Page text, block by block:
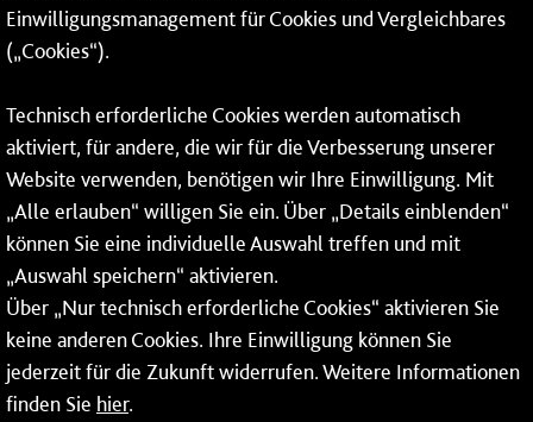
06131 – 12 77 77
Fax: 06131 – 12 66 66
* Montags bis freitags bis 7 und ab 18 Uhr sowie an
Wochenenden und Feiertagen ganztags werden Ihre
Anrufe je nach Themenauswahl an ein Callcenter des
RMV oder von nextbike weitergeleitet. Dort erhalten Sie
ausschließlich Auskünfte zum Fahrplan bzw. zu
meinRad.
Einwilligungsmanagement für Cookies und Vergleichbares
(„Cookies“).
Technisch erforderliche Cookies werden automatisch
aktiviert, für andere, die wir für die Verbesserung unserer
Website verwenden, benötigen wir Ihre Einwilligung. Mit
„Alle erlauben“ willigen Sie ein. Über „Details einblenden“
können Sie eine individuelle Auswahl treffen und mit
„Auswahl speichern“ aktivieren.
Über „Nur technisch erforderliche Cookies“ aktivieren Sie
keine anderen Cookies. Ihre Einwilligung können Sie
jederzeit für die Zukunft widerrufen. Weitere Informationen
finden Sie hier.